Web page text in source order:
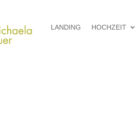
LANDING HOCHZEIT